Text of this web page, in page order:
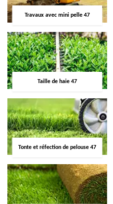
Travaux avec mini pelle 47
Taille de haie 47
Tonte et réfection de pelouse 47